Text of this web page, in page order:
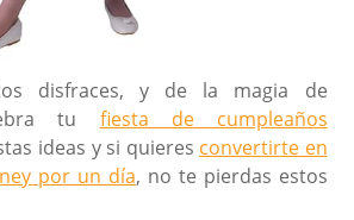
disfraces, y de la magia de
tu fiesta de cumpleaños
ideas y si quieres convertirte en
por un día, no te pierdas estos